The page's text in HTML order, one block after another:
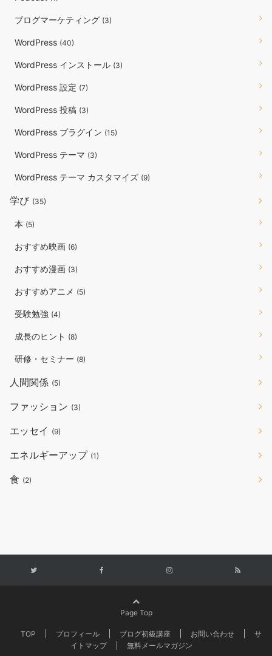
ブログマーケティング (3)
WordPress (40)
WordPress インストール (3)
WordPress 設定 (7)
WordPress 投稿 (3)
WordPress プラグイン (15)
WordPress テーマ (3)
WordPress テーマ カスタマイズ (9)
学び (35)
本 (5)
おすすめ映画 (6)
おすすめ漫画 (3)
おすすめアニメ (5)
受験勉強 (4)
成長のヒント (8)
研修・セミナー (8)
人間関係 (5)
ファッション (3)
エッセイ (9)
エネルギーアップ (1)
食 (2)
Page Top
TOP プロフィール ブログ初級講座 お問い合わせ
サ
イトマップ
無料メールマガジン